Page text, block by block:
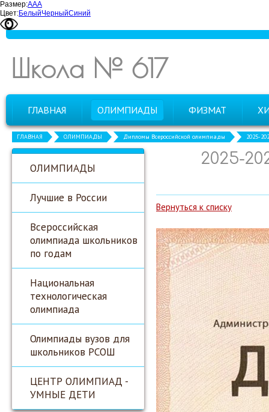
Размер:ААА
Цвет:БелыйЧерныйСиний
Школа № 617
ГЛАВНАЯ ОЛИМПИАДЫ ФИЗМАТ
ГЛАВНАЯ ОЛИМПИАДЫ Дипломы Всероссийской олимпиады 2025-
ОЛИМПИАДЫ
Лучшие в России
Всероссийская
олимпиада школьников
по годам
Национальная
технологическая
олимпиада
Олимпиады вузов для
школьников РСОШ
ЦЕНТР ОЛИМПИАД -
УМНЫЕ ДЕТИ
2025-
Вернуться к списку